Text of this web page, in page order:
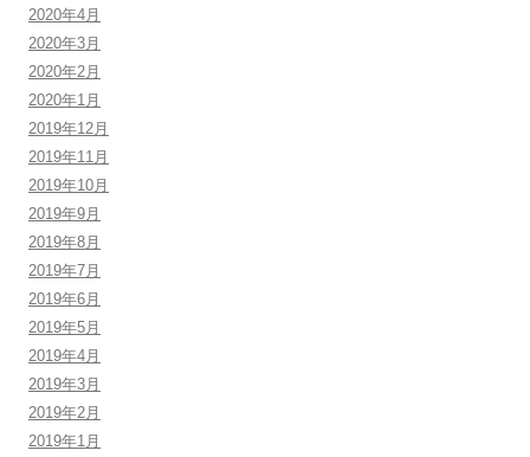
2020年4月
2020年3月
2020年2月
2020年1月
2019年12月
2019年11月
2019年10月
2019年9月
2019年8月
2019年7月
2019年6月
2019年5月
2019年4月
2019年3月
2019年2月
2019年1月